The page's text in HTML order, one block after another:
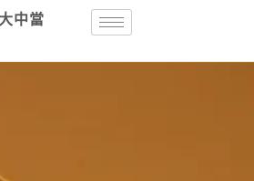
中當